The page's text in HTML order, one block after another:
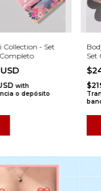
Collection - Set
with
o depósito
Set